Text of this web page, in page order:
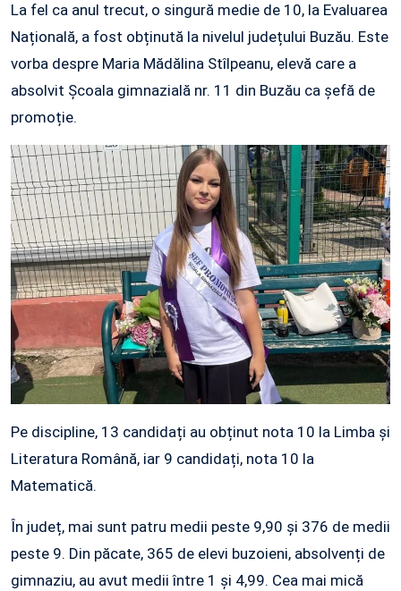
La fel ca anul trecut, o singură medie de 10, la Evaluarea
Națională, a fost obținută la nivelul județului Buzău. Este
vorba despre Maria Mădălina Stîlpeanu, elevă care a
absolvit Școala gimnazială nr. 11 din Buzău ca șefă de
promoție.
Pe discipline, 13 candidați au obținut nota 10 la Limba și
Literatura Română, iar 9 candidați, nota 10 la
Matematică.
În județ, mai sunt patru medii peste 9,90 și 376 de medii
peste 9. Din păcate, 365 de elevi buzoieni, absolvenți de
gimnaziu, au avut medii între 1 și 4,99. Cea mai mică